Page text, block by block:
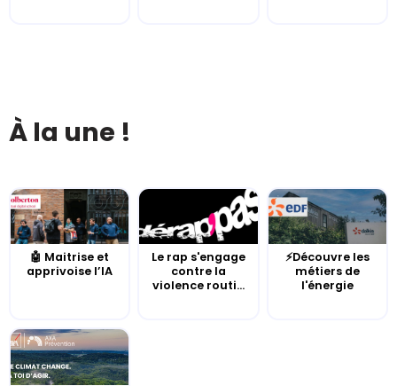
À la une !
🤖 Maitrise et
apprivoise l’IA
Le rap s'engage
contre la
violence routi...
⚡Découvre les
métiers de
l'énergie